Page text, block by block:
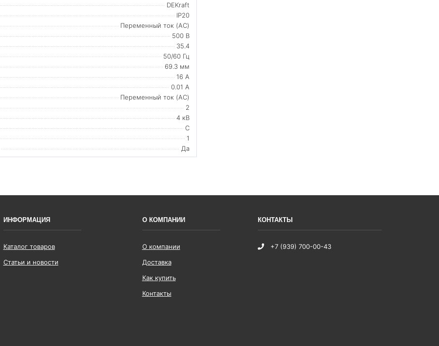
DEKraft
IP20
Переменный ток (AC)
500 В
35.4
50/60 Гц
69.3 мм
16 А
0.01 А
Переменный ток (AC)
2
4 кВ
C
1
Да
ИНФОРМАЦИЯ
Каталог товаров
Статьи и новости
О КОМПАНИИ
О компании
Доставка
Как купить
Контакты
КОНТАКТЫ
+7 (939) 700-00-43